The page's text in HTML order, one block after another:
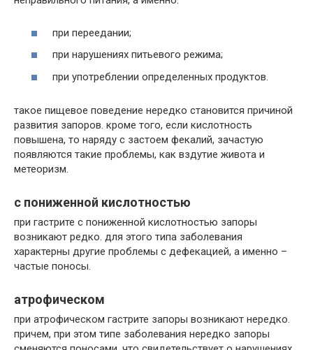
при переедании;
при нарушениях питьевого режима;
при употреблении определенных продуктов.
такое пищевое поведение нередко становится причиной
развития запоров. кроме того, если кислотность
повышена, то наряду с застоем фекалий, зачастую
появляются такие проблемы, как вздутие живота и
метеоризм.
с пониженной кислотностью
при гастрите с пониженной кислотностью запоры
возникают редко. для этого типа заболевания
характерны другие проблемы с дефекацией, а именно –
частые поносы.
атрофическом
при атрофическом гастрите запоры возникают нередко.
причем, при этом типе заболевания нередко запоры